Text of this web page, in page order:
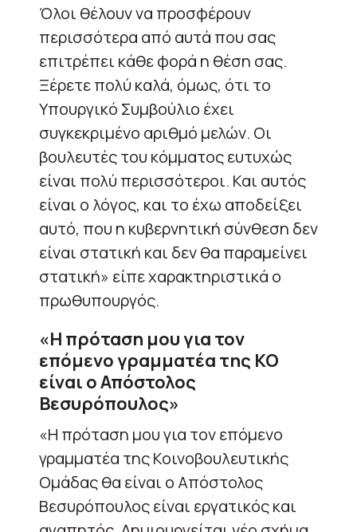
Όλοι θέλουν να προσφέρουν
περισσότερα από αυτά που σας
επιτρέπει κάθε φορά η θέση σας.
Ξέρετε πολύ καλά, όμως, ότι το
Υπουργικό Συμβούλιο έχει
συγκεκριμένο αριθμό μελών. Οι
βουλευτές του κόμματος ευτυχώς
είναι πολύ περισσότεροι. Και αυτός
είναι ο λόγος, και το έχω αποδείξει
αυτό, που η κυβερνητική σύνθεση δεν
είναι στατική και δεν θα παραμείνει
στατική» είπε χαρακτηριστικά ο
πρωθυπουργός.
«Η πρόταση μου για τον
επόμενο γραμματέα της ΚΟ
είναι ο Απόστολος
Βεσυρόπουλος»
«Η πρόταση μου για τον επόμενο
γραμματέα της Κοινοβουλευτικής
Ομάδας θα είναι ο Απόστολος
Βεσυρόπουλος είναι εργατικός και